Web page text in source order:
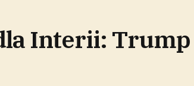
Interii: